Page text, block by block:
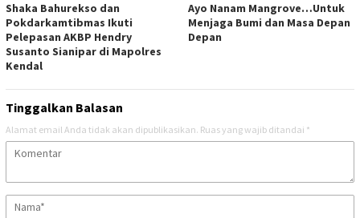
​Shaka Bahurekso dan
Pokdarkamtibmas Ikuti
Pelepasan AKBP Hendry
Susanto Sianipar di Mapolres
Kendal
Ayo Nanam Mangrove…Untuk
Menjaga Bumi dan Masa Depan
Depan
Tinggalkan Balasan
Alamat email Anda tidak akan dipublikasikan. Ruas yang wajib ditandai *